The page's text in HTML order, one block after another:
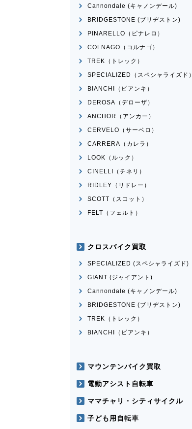
Cannondale (キャノンデール)
BRIDGESTONE (ブリヂストン)
PINARELLO（ピナレロ）
COLNAGO（コルナゴ）
TREK（トレック）
SPECIALIZED（スペシャライズド）
BIANCHI（ビアンキ）
DEROSA（デローザ）
ANCHOR（アンカー）
CERVELO（サーベロ）
CARRERA（カレラ）
LOOK（ルック）
CINELLI（チネリ）
RIDLEY（リドレー）
SCOTT（スコット）
FELT（フェルト）
クロスバイク買取
SPECIALIZED (スペシャライズド)
GIANT (ジャイアント)
Cannondale (キャノンデール)
BRIDGESTONE (ブリヂストン)
TREK（トレック）
BIANCHI（ビアンキ）
マウンテンバイク買取
電動アシスト自転車
ママチャリ・シティサイクル
子ども用自転車